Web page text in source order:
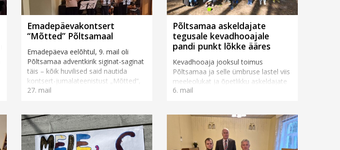
Emadepäevakontsert
“Mõtted” Põltsamaal
Emadepäeva eelõhtul, 9. mail oli
Põltsamaa adventkirik siginat-saginat
täis – kõik huvilised said nautida
kontsert-jumalateenistust „Mõtted“,
mis oli suunatud emadele, aga ka
27. mail
Põltsamaa askeldajate
tegusale kevadhooajale
pandi punkt lõkke ääres
Kevadhooaja jooksul toimus
Põltsamaa ja selle ümbruse lastel viis
meeleolukat ja õpetlikku askeldajate
kohtumist, mis tõid kokku nii vanu
6. mail